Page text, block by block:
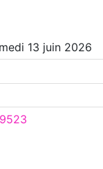
13 juin 2026